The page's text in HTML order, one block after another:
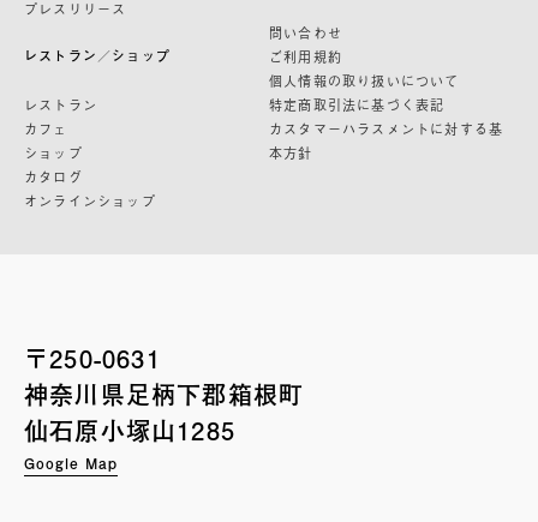
プレスリリース
レストラン／ショップ
レストラン
カフェ
ショップ
カタログ
オンラインショップ
問い合わせ
ご利用規約
個人情報の取り扱いについて
特定商取引法に基づく表記
カスタマーハラスメントに対する基
本方針
〒250-0631
神奈川県足柄下郡箱根町
仙石原小塚山1285
Google Map